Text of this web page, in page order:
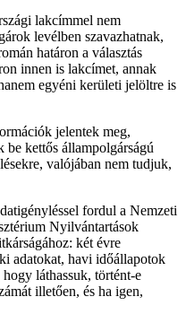
lakcímmel nem
levélben szavazhatnak,
határon a választás
innen is lakcímet, annak
egyéni kerületi jelöltre is
jelentek meg,
be kettős állampolgárságú
valójában nem tudjuk,
fordul a Nemzeti
Nyilvántartások
két évre
adatokat, havi időállapotok
láthassuk, történt-e
illetően, és ha igen,